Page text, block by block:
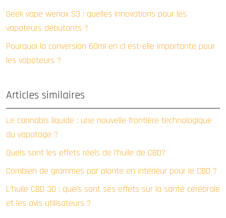
Geek vape wenax S3 : quelles innovations pour les
vapoteurs débutants ?
Pourquoi la conversion 60ml en cl est-elle importante pour
les vapoteurs ?
Articles similaires
Le cannabis liquide : une nouvelle frontière technologique
du vapotage ?
Quels sont les effets réels de l’huile de CBD?
Combien de grammes par plante en intérieur pour le CBD ?
L’huile CBD 30 : quels sont ses effets sur la santé cérébrale
et les avis utilisateurs ?